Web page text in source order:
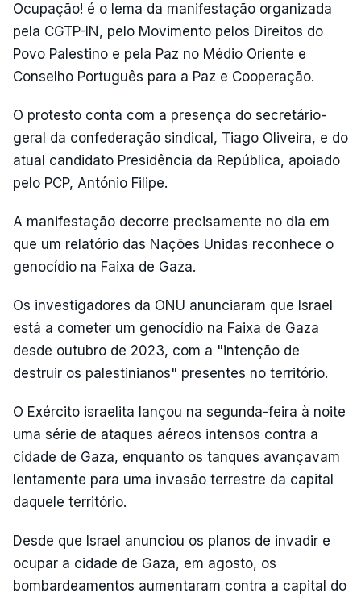
Ocupação! é o lema da manifestação organizada
pela CGTP-IN, pelo Movimento pelos Direitos do
Povo Palestino e pela Paz no Médio Oriente e
Conselho Português para a Paz e Cooperação.
O protesto conta com a presença do secretário-
geral da confederação sindical, Tiago Oliveira, e do
atual candidato Presidência da República, apoiado
pelo PCP, António Filipe.
A manifestação decorre precisamente no dia em
que um relatório das Nações Unidas reconhece o
genocídio na Faixa de Gaza.
Os investigadores da ONU anunciaram que Israel
está a cometer um genocídio na Faixa de Gaza
desde outubro de 2023, com a "intenção de
destruir os palestinianos" presentes no território.
O Exército israelita lançou na segunda-feira à noite
uma série de ataques aéreos intensos contra a
cidade de Gaza, enquanto os tanques avançavam
lentamente para uma invasão terrestre da capital
daquele território.
Desde que Israel anunciou os planos de invadir e
ocupar a cidade de Gaza, em agosto, os
bombardeamentos aumentaram contra a capital do